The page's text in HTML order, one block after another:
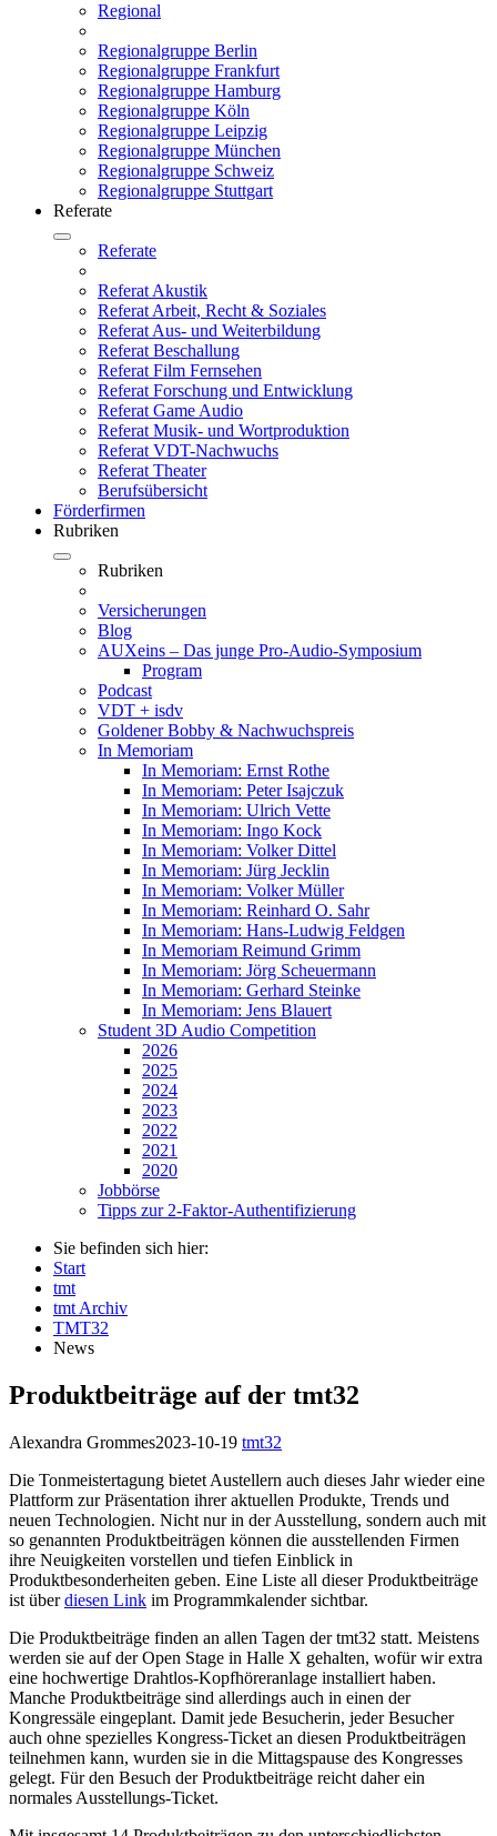
Regional
Regionalgruppe Berlin
Regionalgruppe Frankfurt
Regionalgruppe Hamburg
Regionalgruppe Köln
Regionalgruppe Leipzig
Regionalgruppe München
Regionalgruppe Schweiz
Regionalgruppe Stuttgart
Referate
Referate
Referat Akustik
Referat Arbeit, Recht & Soziales
Referat Aus- und Weiterbildung
Referat Beschallung
Referat Film Fernsehen
Referat Forschung und Entwicklung
Referat Game Audio
Referat Musik- und Wortproduktion
Referat VDT-Nachwuchs
Referat Theater
Berufsübersicht
Förderfirmen
Rubriken
Rubriken
Versicherungen
Blog
AUXeins – Das junge Pro-Audio-Symposium
Program
Podcast
VDT + isdv
Goldener Bobby & Nachwuchspreis
In Memoriam
In Memoriam: Ernst Rothe
In Memoriam: Peter Isajczuk
In Memoriam: Ulrich Vette
In Memoriam: Ingo Kock
In Memoriam: Volker Dittel
In Memoriam: Jürg Jecklin
In Memoriam: Volker Müller
In Memoriam: Reinhard O. Sahr
In Memoriam: Hans-Ludwig Feldgen
In Memoriam Reimund Grimm
In Memoriam: Jörg Scheuermann
In Memoriam: Gerhard Steinke
In Memoriam: Jens Blauert
Student 3D Audio Competition
2026
2025
2024
2023
2022
2021
2020
Jobbörse
Tipps zur 2-Faktor-Authentifizierung
Sie befinden sich hier:
Start
tmt
tmt Archiv
TMT32
News
Produktbeiträge auf der tmt32
Alexandra Grommes2023-10-19 tmt32
Die Tonmeistertagung bietet Austellern auch dieses Jahr wieder eine
Plattform zur Präsentation ihrer aktuellen Produkte, Trends und
neuen Technologien. Nicht nur in der Ausstellung, sondern auch mit
so genannten Produktbeiträgen können die ausstellenden Firmen
ihre Neuigkeiten vorstellen und tiefen Einblick in
Produktbesonderheiten geben. Eine Liste all dieser Produktbeiträge
ist überdiesen Link im Programmkalender sichtbar.
Die Produktbeiträge finden an allen Tagen der tmt32 statt. Meistens
werden sie auf der Open Stage in Halle X gehalten, wofür wir extra
eine hochwertige Drahtlos-Kopfhöreranlage installiert haben.
Manche Produktbeiträge sind allerdings auch in einen der
Kongressäle eingeplant. Damit jede Besucherin, jeder Besucher
auch ohne spezielles Kongress-Ticket an diesen Produktbeiträgen
teilnehmen kann, wurden sie in die Mittagspause des Kongresses
gelegt. Für den Besuch der Produktbeiträge reicht daher ein
normales Ausstellungs-Ticket.